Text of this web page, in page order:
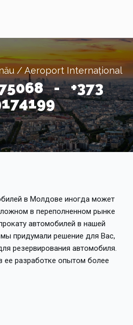
/ Aeroport Internațional
- +373
в Молдове иногда может
в переполненном рынке
автомобилей в нашей
придумали решение для Вас,
резервирования автомобиля.
ее разработке опытом более